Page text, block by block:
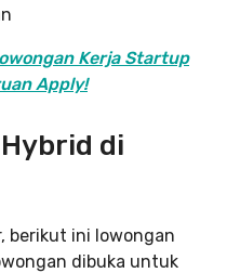
Kerja Startup
Apply!
di
berikut ini lowongan
dibuka untuk